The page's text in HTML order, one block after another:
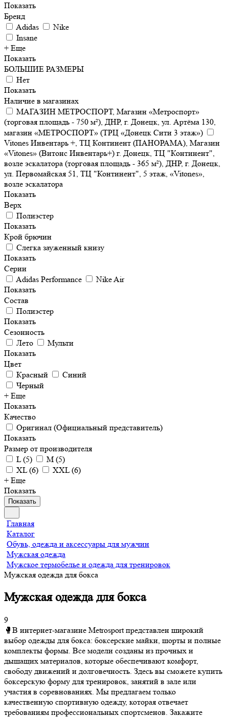
Показать
Бренд
Adidas
Nike
Insane
+ Еще
Показать
БОЛЬШИЕ РАЗМЕРЫ
Нет
Показать
Наличие в магазинах
МАГАЗИН МЕТРОСПОРТ, Магазин «Метроспорт»
(торговая площадь - 750 м²), ДНР, г. Донецк, ул. Артёма 130,
магазин «МЕТРОСПОРТ» (ТРЦ «Донецк Сити 3 этаж»)
Vitones Инвентарь +, ТЦ Континент (ПАНОРАМА), Магазин
«Vitones» (Витонс Инвентарь+) г. Донецк, ТЦ "Континент",
возле эскалатора (торговая площадь - 365 м²), ДНР, г. Донецк,
ул. Первомайская 51, ТЦ "Континент", 5 этаж, «Vitones»,
возле эскалатора
Показать
Верх
Полиэстер
Показать
Крой брючин
Слегка зауженный книзу
Показать
Серии
Adidas Performance
Nike Air
Показать
Состав
Полиэстер
Показать
Сезонность
Лето
Мульти
Показать
Цвет
Красный
Синий
Черный
+ Еще
Показать
Качество
Оригинал (Официальный представитель)
Показать
Размер от производителя
L(5) M (5)
XL(6) XXL(6)
+ Еще
Показать
Показать
Главная
Каталог
Обувь, одежда и аксессуары для мужчин
Мужская одежда
Мужское термобелье и одежда для тренировок
Мужская одежда для бокса
Мужская одежда для бокса
9
🥊В интернет-магазине Metrosport представлен широкий
выбор одежды для бокса: боксерские майки, шорты и полные
комплекты формы. Все модели созданы из прочных и
дышащих материалов, которые обеспечивают комфорт,
свободу движений и долговечность. Здесь вы сможете купить
боксерскую форму для тренировок, занятий в зале или
участия в соревнованиях. Мы предлагаем только
качественную спортивную одежду, которая отвечает
требованиям профессиональных спортсменов. Закажите